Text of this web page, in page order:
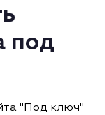
под
"Под ключ"